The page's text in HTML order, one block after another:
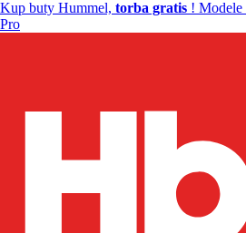
Kup buty Hummel, torba gratis ! Modele
Pro